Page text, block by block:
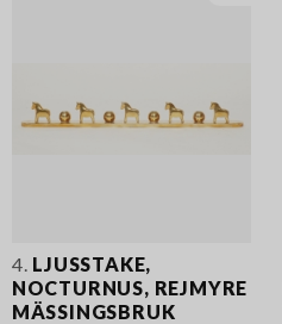
4. LJUSSTAKE,
NOCTURNUS, REJMYRE
MÄSSINGSBRUK